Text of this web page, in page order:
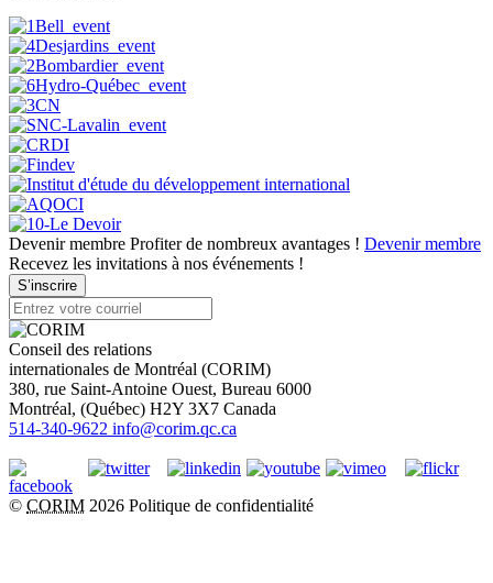
Devenir membre Profiter de nombreux avantages ! Devenir membre
Recevez les invitations à nos événements !
S’inscrire
Conseil des relations
internationales de Montréal (CORIM)
380, rue Saint-Antoine Ouest, Bureau 6000
Montréal, (Québec) H2Y 3X7 Canada
514-340-9622 info@corim.qc.ca
© CORIM 2026 Politique de confidentialité